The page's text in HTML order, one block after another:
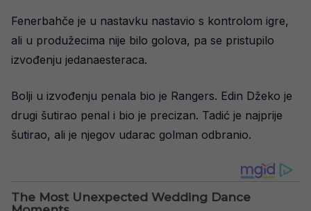
Fenerbahče je u nastavku nastavio s kontrolom igre,
ali u produžecima nije bilo golova, pa se pristupilo
izvođenju jedanaesteraca.
Bolji u izvođenju penala bio je Rangers. Edin Džeko je
drugi šutirao penal i bio je precizan. Tadić je najprije
šutirao, ali je njegov udarac golman odbranio.